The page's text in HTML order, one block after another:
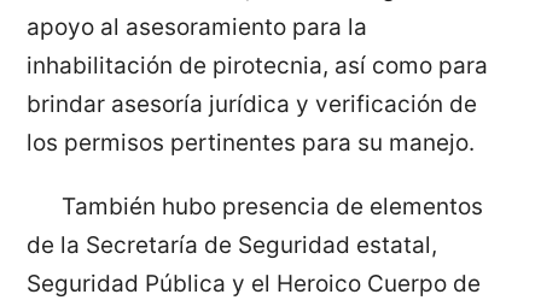
apoyo al asesoramiento para la
inhabilitación de pirotecnia, así como para
brindar asesoría jurídica y verificación de
los permisos pertinentes para su manejo.
También hubo presencia de elementos
de la Secretaría de Seguridad estatal,
Seguridad Pública y el Heroico Cuerpo de